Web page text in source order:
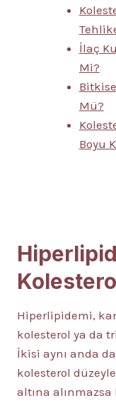
İlaç
Mi?
Mü?
Boyu
Hiperlipidemi,
kolesterol ya da
İkisi aynı anda
kolesterol
altına